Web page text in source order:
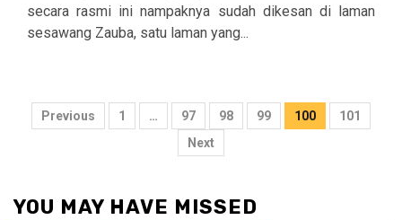
secara rasmi ini nampaknya sudah dikesan di laman
sesawang Zauba, satu laman yang...
Posts
Previous 1 … 97 98 99 100
101
Next
YOU MAY HAVE MISSED